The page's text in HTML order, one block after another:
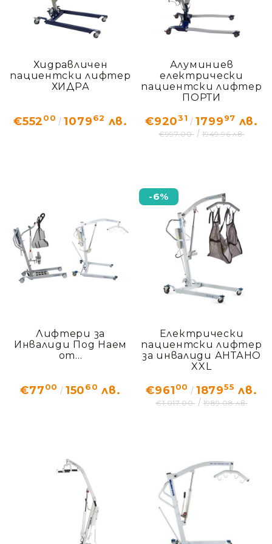
Пасивни лифтери (За цялостно повдигане)
Предназначени за напълно неподвижни пациенти.
Повдигат човека от легнало или седнало положение
трансфер легло-количка.
Вертикализатори (Активни лифтери)
За пациенти, които имат запазен мускулен тонус в
краката, но не могат да се изправят сами. Подпомагат
Да, повечето ни модели са снабдени с акумулаторни
батерии, които позволяват многократни повдигания с
едно зареждане. Това гарантира мобилност без кабели
Ще влезе ли лифтерът под леглото?
Хидравличен
пациентски лифтер
ХИДРА
€55200 107962 лв.
Алуминиев
електрически
пациентски лифтер
ПОРТИ
€92031 179997 лв.
€997.00 1949.96 лв.
Лифтери за
Инвалиди Под Наем
от...
€7700 15060 лв.
-6%
Електрически
пациентски лифтер
за инвалиди АНТАНО
XXL
€96100 187955 лв.
€1,017.00 1989.08 лв.